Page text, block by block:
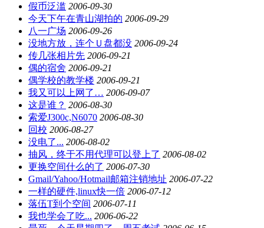
假币泛滥 2006-09-30
今天下午在青山湖拍的 2006-09-29
八一广场 2006-09-26
没地方放，连个Ｕ盘都没 2006-09-24
传几张相片先 2006-09-21
偶的宿舍 2006-09-21
偶学校的教学楼 2006-09-21
我又可以上网了… 2006-09-07
这是谁？ 2006-08-30
索爱J300c,N6070 2006-08-30
回校 2006-08-27
没电了... 2006-08-02
抽风，终于不用代理可以登上了 2006-08-02
更换空间什么的了 2006-07-30
Gmail/Yahoo/Hotmail邮箱注销地址 2006-07-22
一样的硬件,linux快一倍 2006-07-12
落伍T到个空间 2006-07-11
我也学会了吃... 2006-06-22